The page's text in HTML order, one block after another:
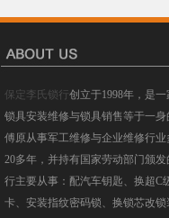
保定李氏锁行创立于1998年，是
锁具安装维修与锁具销售等于一
傅原从事军工维修与企业维修行
20多年，并持有国家劳动部门颁
行主要从事：配汽车钥匙、换超C
卡、安装指纹密码锁、换锁芯改